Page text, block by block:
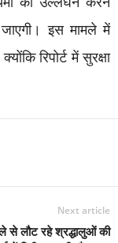
जाएगी। इस मामले में
रिपोर्ट में सुरक्षा
Next article
से लौट रहे श्रद्धालुओं की